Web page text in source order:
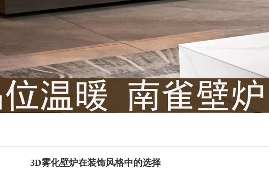
3D雾化壁炉在装饰风格中的选择